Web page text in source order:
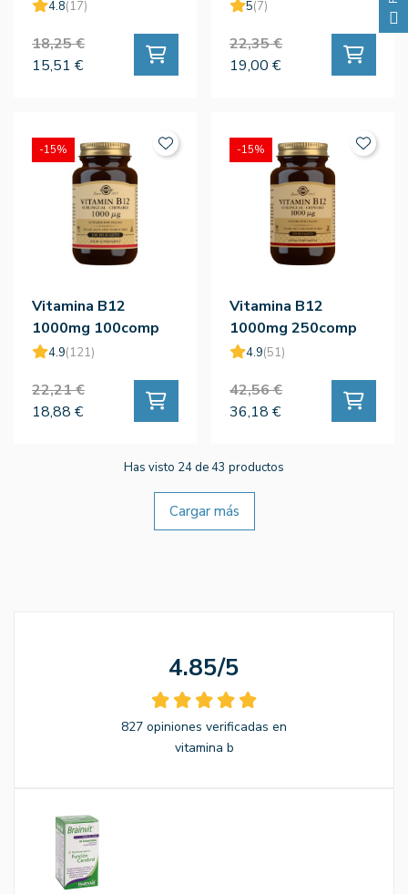
4.8(17)
18,25 €
15,51 €
5(7)
22,35 €
19,00 €
Vitamina B12
1000mg 100comp
Masticables
4.9(121)
22,21 €
18,88 €
-15%
Vitamina B12
1000mg 250comp
Masticables
4.9(51)
42,56 €
36,18 €
-15%
Has visto 24 de 43 productos
Cargar más
4.85/5
827 opiniones verificadas en
vitamina b